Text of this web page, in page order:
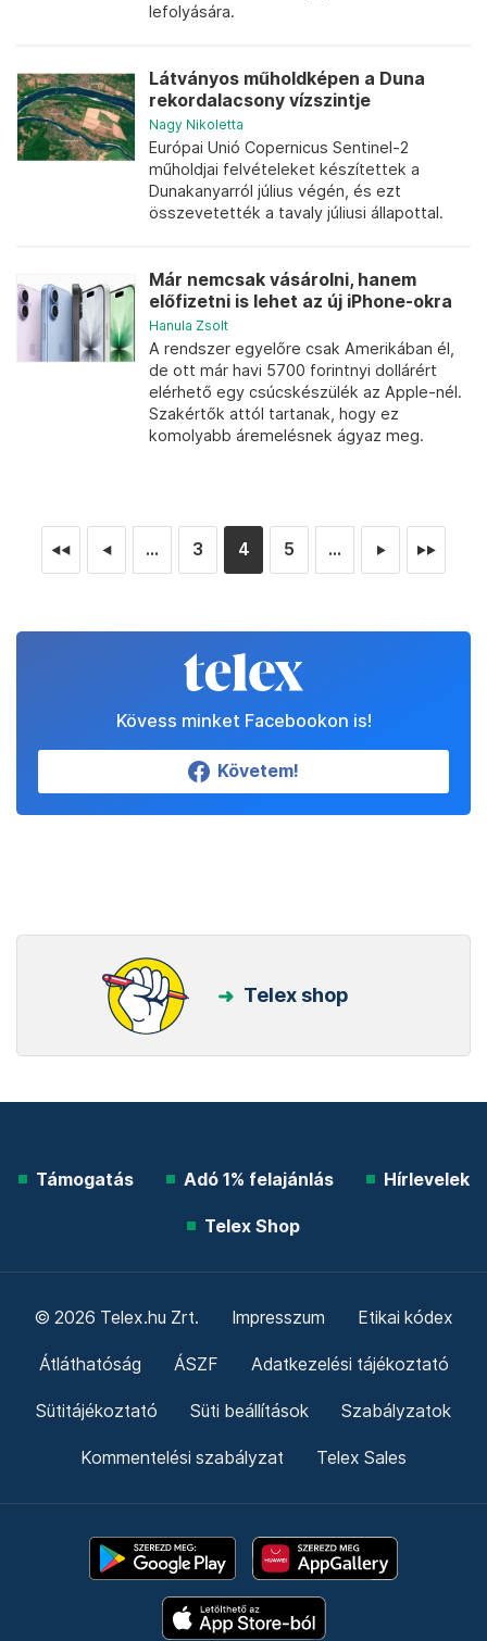
lefolyására.
Látványos műholdképen a Duna
rekordalacsony vízszintje
Nagy Nikoletta
Európai Unió Copernicus Sentinel-2
műholdjai felvételeket készítettek a
Dunakanyarról július végén, és ezt
összevetették a tavaly júliusi állapottal.
Már nemcsak vásárolni, hanem
előfizetni is lehet az új iPhone-okra
Hanula Zsolt
A rendszer egyelőre csak Amerikában él,
de ott már havi 5700 forintnyi dollárért
elérhető egy csúcskészülék az Apple-nél.
Szakértők attól tartanak, hogy ez
komolyabb áremelésnek ágyaz meg.
◄◄ ◄ ... 3 4 5 ... ► ►►
Kövess minket Facebookon is!
Követem!
Telex shop
Támogatás Adó 1% felajánlás Hírlevelek
Telex Shop
© 2026 Telex.hu Zrt. Impresszum Etikai kódex
Átláthatóság ÁSZF Adatkezelési tájékoztató
Sütitájékoztató Süti beállítások Szabályzatok
Kommentelési szabályzat Telex Sales